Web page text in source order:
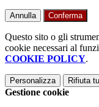
Annulla Conferma
Questo sito o gli
cookie necessari al
COOKIE POLICY.
Personalizza Rifiuta
Gestione cookie